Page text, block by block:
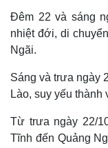
Đêm 22 và sáng
nhiệt đới, di
Ngãi.
Sáng và trưa ngày
Lào, suy yếu thành
Từ trưa ngày 22/
Tĩnh đến Quảng